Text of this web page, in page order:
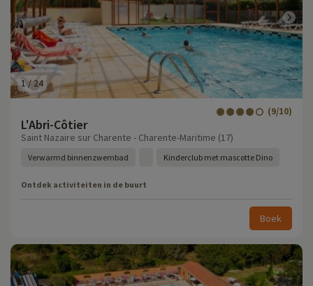
1/24
L'Abri-Côtier
(9/10)
Saint Nazaire sur Charente - Charente-Maritime (17)
Verwarmd binnenzwembad Kinderclub met mascotte Dino
Ontdek activiteiten in de buurt
Boek